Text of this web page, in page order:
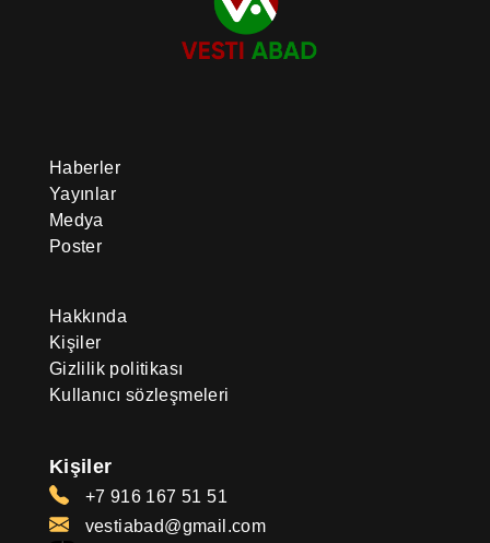
Haberler
Yayınlar
Medya
Poster
Hakkında
Kişiler
Gizlilik politikası
Kullanıcı sözleşmeleri
Kişiler
+7 916 167 51 51
vestiabad@gmail.com